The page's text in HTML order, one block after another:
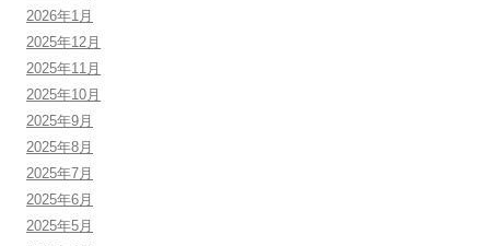
2026年1月
2025年12月
2025年11月
2025年10月
2025年9月
2025年8月
2025年7月
2025年6月
2025年5月